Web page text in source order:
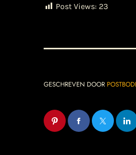
Post Views: 23
GESCHREVEN DOOR